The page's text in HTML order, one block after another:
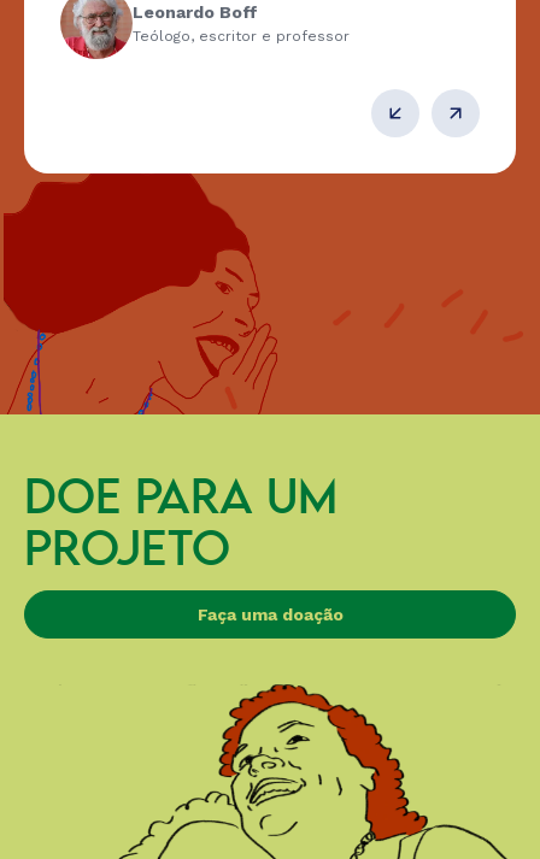
Leonardo Boff
Teólogo, escritor e professor
DOE PARA UM
PROJETO
Faça uma doação